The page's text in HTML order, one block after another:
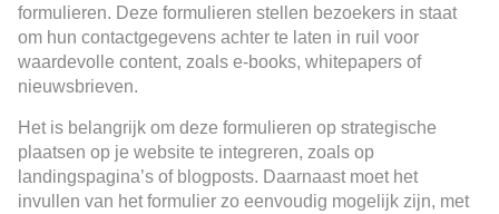
formulieren. Deze formulieren stellen bezoekers in staat
om hun contactgegevens achter te laten in ruil voor
waardevolle content, zoals e-books, whitepapers of
nieuwsbrieven.
Het is belangrijk om deze formulieren op strategische
plaatsen op je website te integreren, zoals op
landingspagina’s of blogposts. Daarnaast moet het
invullen van het formulier zo eenvoudig mogelijk zijn, met